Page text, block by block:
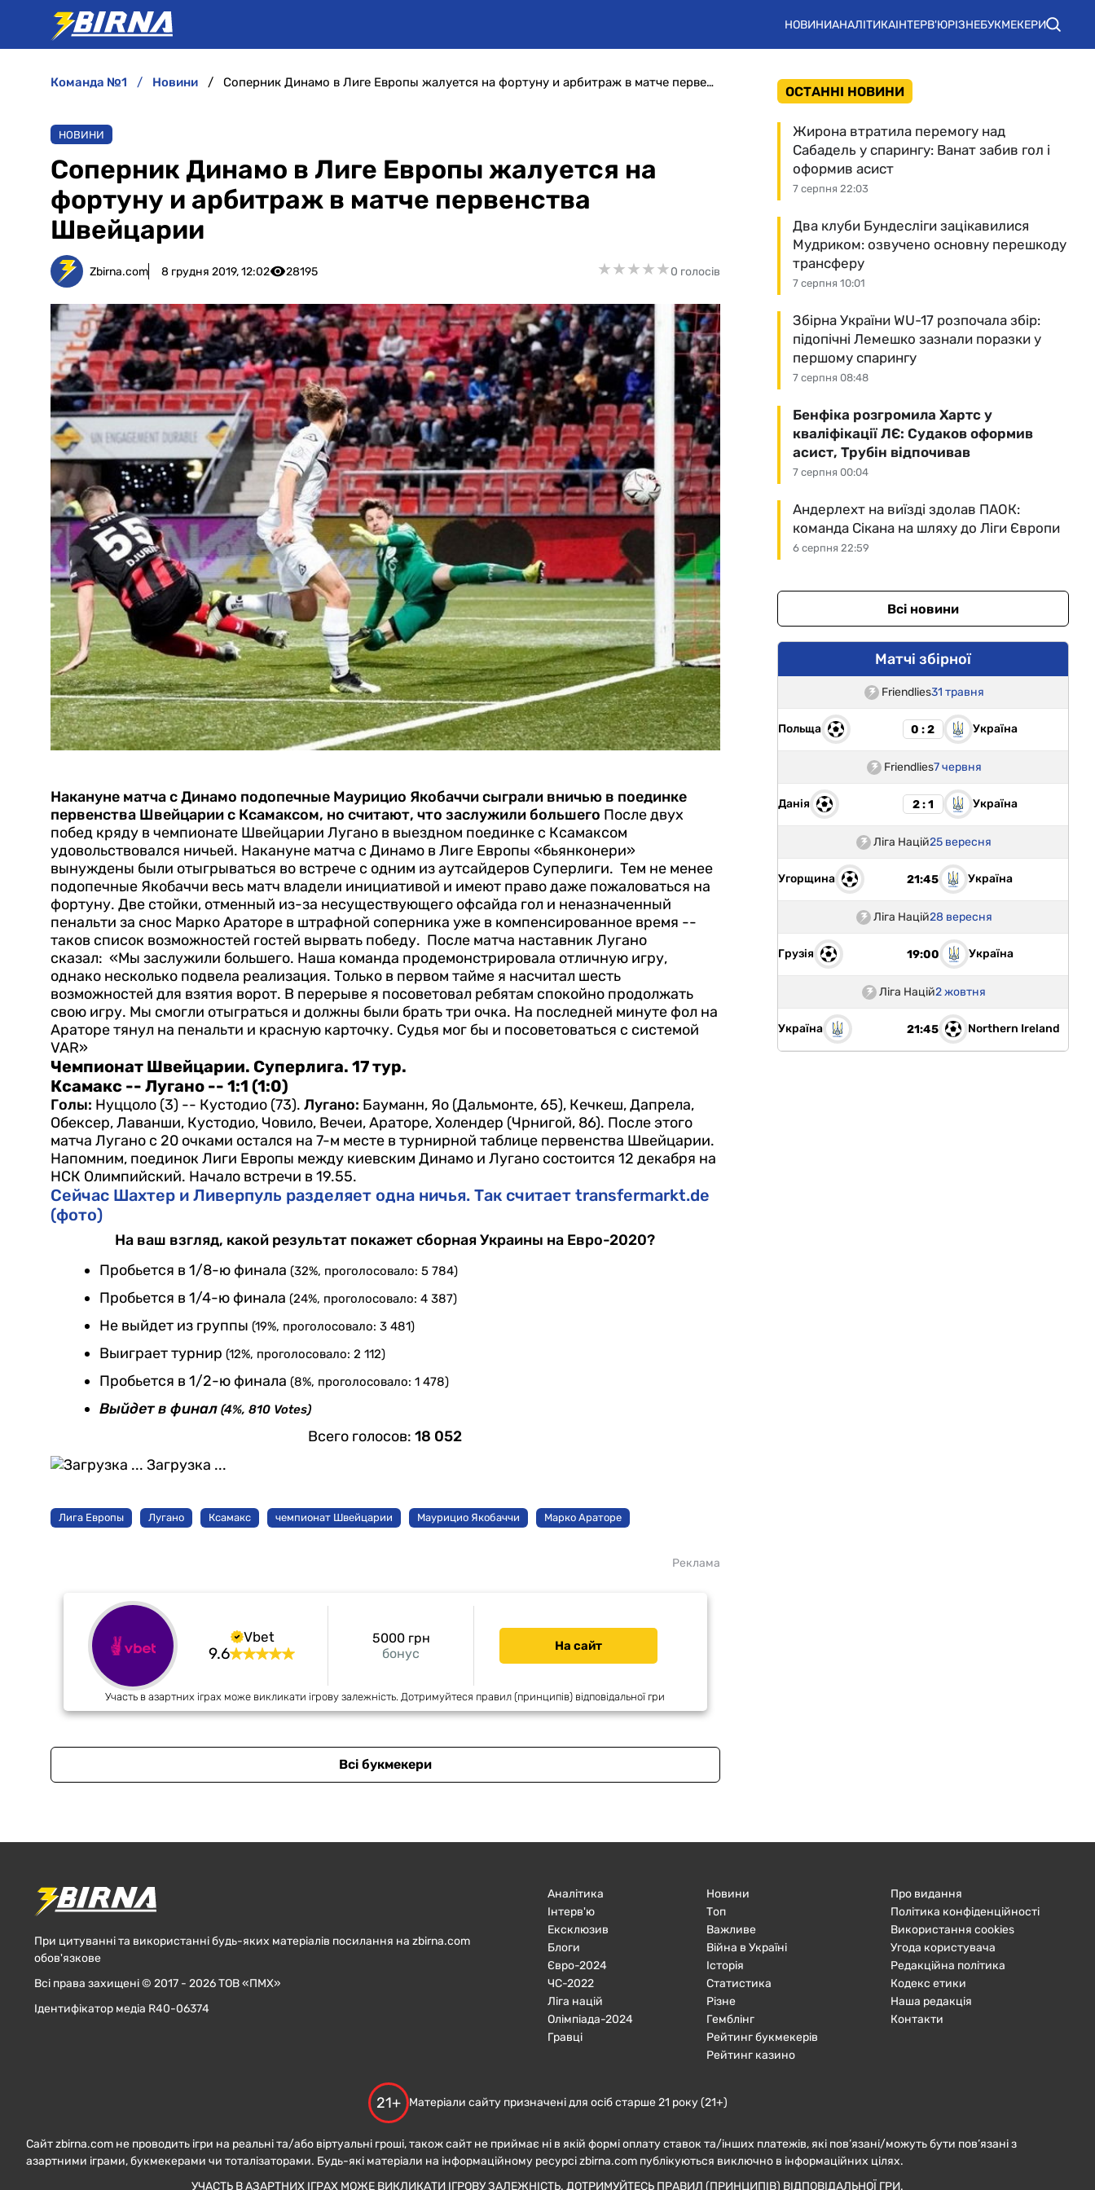
НОВИНИАНАЛІТИКАІНТЕРВ'ЮРІЗНЕБУКМЕКЕРИ
команда №1 новини Соперник Динамо в Лиге Европы жалуется на фортуну и арбитраж в матче первенства Швейцарии
НОВИНИ
Соперник Динамо в Лиге Европы жалуется на
фортуну и арбитраж в матче первенства
Швейцарии
Zbirna.com 8 грудня 2019, 12:02 28195 ★★★★★
★★★★★0 голосів
Накануне матча с Динамо подопечные Маурицио Якобаччи сыграли вничью в поединке
первенства Швейцарии с Ксамаксом, но считают, что заслужили большего После двух
побед кряду в чемпионате Швейцарии Лугано в выездном поединке с Ксамаксом
удовольствовался ничьей. Накануне матча с Динамо в Лиге Европы «бьянконери»
вынуждены были отыгрываться во встрече с одним из аутсайдеров Суперлиги. Тем не менее
подопечные Якобаччи весь матч владели инициативой и имеют право даже пожаловаться на
фортуну. Две стойки, отменный из-за несуществующего офсайда гол и неназначенный
пенальти за снос Марко Араторе в штрафной соперника уже в компенсированное время --
таков список возможностей гостей вырвать победу. После матча наставник Лугано
сказал: «Мы заслужили большего. Наша команда продемонстрировала отличную игру,
однако несколько подвела реализация. Только в первом тайме я насчитал шесть
возможностей для взятия ворот. В перерыве я посоветовал ребятам спокойно продолжать
свою игру. Мы смогли отыграться и должны были брать три очка. На последней минуте фол на
Араторе тянул на пенальти и красную карточку. Судья мог бы и посоветоваться с системой
VAR»
Чемпионат Швейцарии. Суперлига. 17 тур.
Ксамакс -- Лугано -- 1:1 (1:0)
Голы: Нуццоло (3) -- Кустодио (73). Лугано: Бауманн, Яо (Дальмонте, 65), Кечкеш, Дапрела,
Обексер, Лаванши, Кустодио, Човило, Вечеи, Араторе, Холендер (Чрнигой, 86). После этого
матча Лугано с 20 очками остался на 7-м месте в турнирной таблице первенства Швейцарии.
Напомним, поединок Лиги Европы между киевским Динамо и Лугано состоится 12 декабря на
НСК Олимпийский. Начало встречи в 19.55.
Сейчас Шахтер и Ливерпуль разделяет одна ничья. Так считает transfermarkt.de
(фото)
На ваш взгляд, какой результат покажет сборная Украины на Евро-2020?
Пробьется в 1/8-ю финала (32%, проголосовало: 5 784)
Пробьется в 1/4-ю финала (24%, проголосовало: 4 387)
Не выйдет из группы (19%, проголосовало: 3 481)
Выиграет турнир (12%, проголосовало: 2 112)
Пробьется в 1/2-ю финала (8%, проголосовало: 1 478)
Выйдет в финал (4%, 810 Votes)
Всего голосов:18 052
Загрузка ...
Лига Европы Лугано Ксамакс чемпионат Швейцарии Маурицио Якобаччи Марко Араторе
Реклама
Vbet
9.6 бонус
5000 грн На сайт
Участь в азартних іграх може викликати ігрову залежність. Дотримуйтеся правил (принципів) відповідальної гри
Всі букмекери
ОСТАННІ НОВИНИ
7 серпня 22:03
Жирона втратила перемогу над
Сабадель у спарингу: Ванат забив гол і
оформив асист
7 серпня 10:01
Два клуби Бундесліги зацікавилися
Мудриком: озвучено основну перешкоду
трансферу
7 серпня 08:48
Збірна України WU-17 розпочала збір:
підопічні Лемешко зазнали поразки у
першому спарингу
7 серпня 00:04
Бенфіка розгромила Хартс у
кваліфікації ЛЄ: Судаков оформив
асист, Трубін відпочивав
6 серпня 22:59
Андерлехт на виїзді здолав ПАОК:
команда Сікана на шляху до Ліги Європи
Всі новини
Матчі збірної
Friendlies31 травня
Польща 0 : 2 Україна
Friendlies7 червня
Данія 2 : 1 Україна
Ліга Націй25 вересня
Угорщина 21:45 Україна
Ліга Націй28 вересня
Грузія 19:00 Україна
Ліга Націй2 жовтня
Україна 21:45 Northern Ireland
При цитуванні та використанні будь-яких матеріалів посилання на zbirna.com
обов'язкове
Всі права захищені © 2017 - 2026 ТОВ «ПМХ»
Ідентифікатор медіа R40-06374
Аналітика
Інтерв'ю
Ексклюзив
Блоги
Євро-2024
ЧC-2022
Ліга націй
Олімпіада-2024
Гравці
Новини
Топ
Важливе
Війна в Україні
Історія
Статистика
Різне
Гемблінг
Рейтинг букмекерів
Рейтинг казино
Про видання
Політика конфіденційності
Використання cookies
Угода користувача
Редакційна політика
Кодекс етики
Наша редакція
Контакти
21+ Матеріали сайту призначені для осіб старше 21 року (21+)
Сайт zbirna.com не проводить ігри на реальні та/або віртуальні гроші, також сайт не приймає ні в якій формі оплату ставок та/інших платежів, які пов’язані/можуть бути пов’язані з
азартними іграми, букмекерами чи тоталізаторами. Будь-які матеріали на інформаційному ресурсі zbirna.com публікуються виключно в інформаційних цілях.
УЧАСТЬ В АЗАРТНИХ ІГРАХ МОЖЕ ВИКЛИКАТИ ІГРОВУ ЗАЛЕЖНІСТЬ. ДОТРИМУЙТЕСЬ ПРАВИЛ (ПРИНЦИПІВ) ВІДПОВІДАЛЬНОЇ ГРИ.